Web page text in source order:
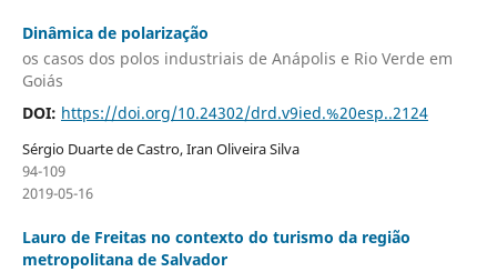
Dinâmica de polarização
os casos dos polos industriais de Anápolis e Rio Verde em
Goiás
DOI: https://doi.org/10.24302/drd.v9ied.%20esp..2124
Sérgio Duarte de Castro, Iran Oliveira Silva
94-109
2019-05-16
Lauro de Freitas no contexto do turismo da região
metropolitana de Salvador